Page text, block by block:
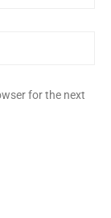
for the next